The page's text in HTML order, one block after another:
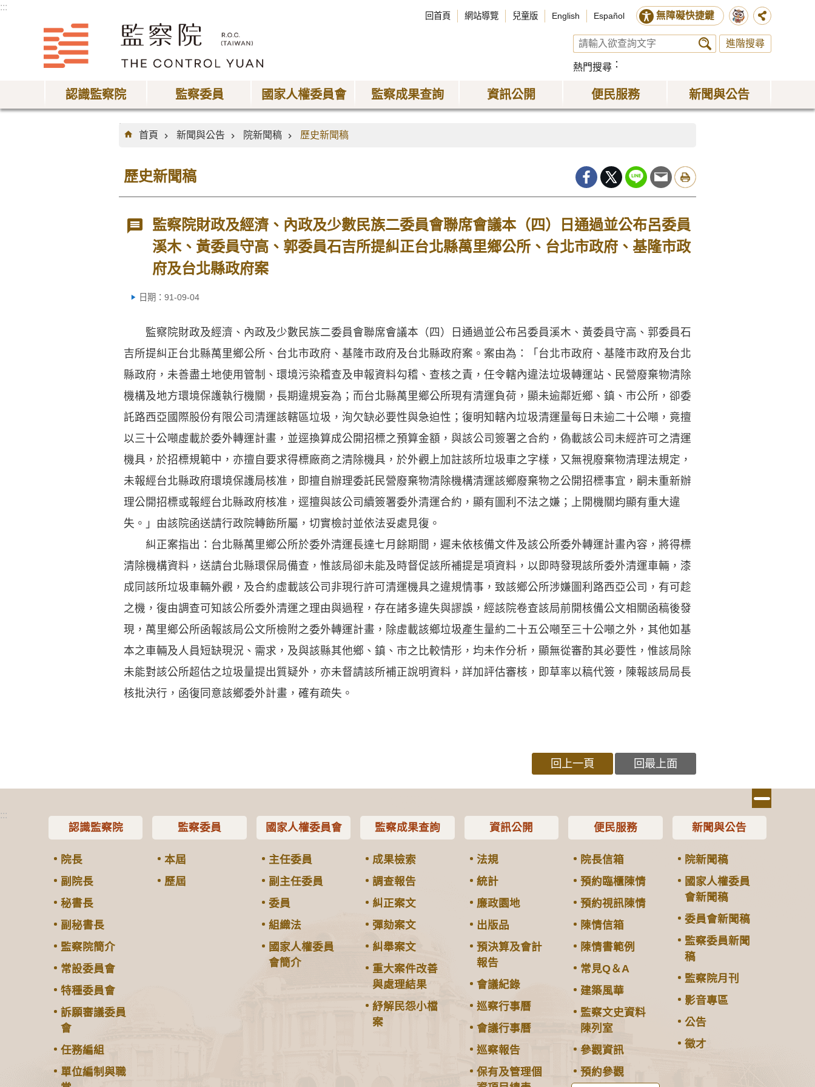
:::
回首頁 網站導覽 兒童版 English Español 無障礙快捷鍵
進階搜尋
熱門搜尋
認識監察院 監察委員 國家人權委員會 監察成果查詢 資訊公開 便民服務 新聞與公告
:::
首頁
新聞與公告 院新聞稿 歷史新聞稿
歷史新聞稿
監察院財政及經濟、內政及少數民族二委員會聯席會議本（四）日通過並公布呂委員
溪木、黃委員守高、郭委員石吉所提糾正台北縣萬里鄉公所、台北市政府、基隆市政
府及台北縣政府案
日期：91-09-04
監察院財政及經濟、內政及少數民族二委員會聯席會議本（四）日通過並公布呂委員溪木、黃委員守高、郭委員石
吉所提糾正台北縣萬里鄉公所、台北市政府、基隆市政府及台北縣政府案。案由為：「台北市政府、基隆市政府及台北
縣政府，未善盡土地使用管制、環境污染稽查及申報資料勾稽、查核之責，任令轄內違法垃圾轉運站、民營廢棄物清除
機構及地方環境保護執行機關，長期違規妄為；而台北縣萬里鄉公所現有清運負荷，顯未逾鄰近鄉、鎮、市公所，卻委
託路西亞國際股份有限公司清運該轄區垃圾，洵欠缺必要性與急迫性；復明知轄內垃圾清運量每日未逾二十公噸，竟擅
以三十公噸虛載於委外轉運計畫，並逕換算成公開招標之預算金額，與該公司簽署之合約，偽載該公司未經許可之清運
機具，於招標規範中，亦擅自要求得標廠商之清除機具，於外觀上加註該所垃圾車之字樣，又無視廢棄物清理法規定，
未報經台北縣政府環境保護局核准，即擅自辦理委託民營廢棄物清除機構清運該鄉廢棄物之公開招標事宜，嗣未重新辦
理公開招標或報經台北縣政府核准，逕擅與該公司續簽署委外清運合約，顯有圖利不法之嫌；上開機關均顯有重大違
失。」由該院函送請行政院轉飭所屬，切實檢討並依法妥處見復。
糾正案指出：台北縣萬里鄉公所於委外清運長達七月餘期間，遲未依核備文件及該公所委外轉運計畫內容，將得標
清除機構資料，送請台北縣環保局備查，惟該局卻未能及時督促該所補提是項資料，以即時發現該所委外清運車輛，漆
成同該所垃圾車輛外觀，及合約虛載該公司非現行許可清運機具之違規情事，致該鄉公所涉嫌圖利路西亞公司，有可趁
之機，復由調查可知該公所委外清運之理由與過程，存在諸多違失與謬誤，經該院卷查該局前開核備公文相關函稿後發
現，萬里鄉公所函報該局公文所檢附之委外轉運計畫，除虛載該鄉垃圾產生量約二十五公噸至三十公噸之外，其他如基
本之車輛及人員短缺現況、需求，及與該縣其他鄉、鎮、市之比較情形，均未作分析，顯無從審酌其必要性，惟該局除
未能對該公所超估之垃圾量提出質疑外，亦未督請該所補正說明資料，詳加評估審核，即草率以稿代簽，陳報該局局長
核批決行，函復同意該鄉委外計畫，確有疏失。
回上一頁 回最上面
:::
認識監察院
院長
副院長
秘書長
副秘書長
監察院簡介
常設委員會
特種委員會
訴願審議委員
會
任務編組
單位編制與職
監察委員
本屆
歷屆
國家人權委員會
主任委員
副主任委員
委員
組織法
國家人權委員
會簡介
監察成果查詢
成果檢索
調查報告
糾正案文
彈劾案文
糾舉案文
重大案件改善
與處理結果
紓解民怨小檔
案
資訊公開
法規
統計
廉政園地
出版品
預決算及會計
報告
會議紀錄
巡察行事曆
會議行事曆
巡察報告
保有及管理個
便民服務
院長信箱
預約臨櫃陳情
預約視訊陳情
陳情信箱
陳情書範例
常見Q＆A
建築風華
監察文史資料
陳列室
參觀資訊
預約參觀
新聞與公告
院新聞稿
國家人權委員
會新聞稿
委員會新聞稿
監察委員新聞
稿
監察院月刊
影音專區
公告
徵才